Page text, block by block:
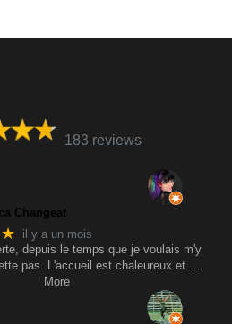
183 reviews
Changeat
il y a un mois
depuis le temps que je voulais m'y
pas. L'accueil est chaleureux et …
More